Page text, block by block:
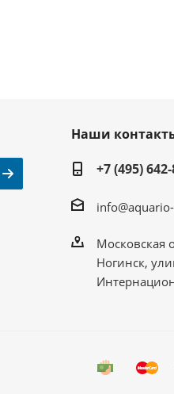
Наши
+7 (495)
Московская
Ногинск,